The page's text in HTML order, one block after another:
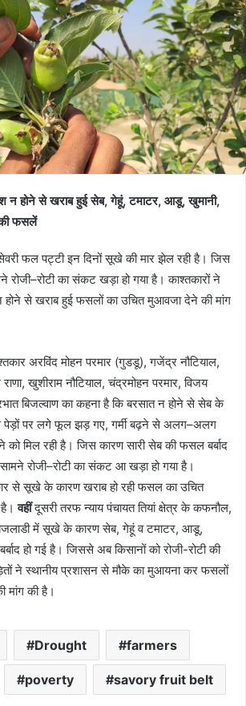
न होने से खराब हुई सेब, गेहूं, टमाटर, आडू, खुमानी,
की फसलें
फल पट्टी इन दिनों सूखे की मार झेल रही है। जिस
रोजी–रोटी का संकट खड़ा हो गया है। काश्तकारों ने
होने से खराब हुई फसलों का उचित मुआवजा देने की मांग
अरविंद मोहन परमार (गुडडू), गजेंद्र नौटियाल,
खुशीराम नौटियाल, चंद्रमोहन परमार, विजय
बिजल्वाण का कहना है कि बरसात न होने से सेब के
पर लगे फूल झड़ गए, गर्मी बढ़ने से अलग–अलग
को मिल रही है। जिस कारण सारी सेब की फसल बर्बाद
रोजी–रोटी का संकट आ खड़ा हो गया है।
से सूखे के कारण खराब हो रही फसल का उचित
है।वहींदूसरी तरफ न्याय पंचायत तियां क्षेत्र के कफनौल,
बजलाडी में सूखे के कारण सेब, गेहूं व टमाटर, आडू,
हो गई है। जिससे अब किसानों को रोजी-रोटी की
ने स्थानीय प्रशासन से मौके का मुआयना कर फसलों
मांग की है।
Drought farmers
poverty savory fruit belt